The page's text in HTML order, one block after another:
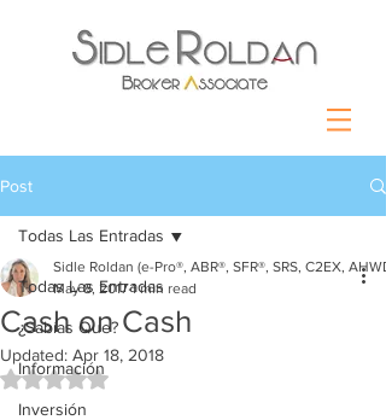
Post
Todas Las Entradas
¿Sabías Que?
Información
Inversión
Todas Las Entradas
Cash on Cash
Sidle Roldan (e-Pro®, ABR®, SFR®, SRS, C2EX, AHWD)
May 8, 2017 1 min read
Updated: Apr 18, 2018
Rated NaN out of 5 stars.